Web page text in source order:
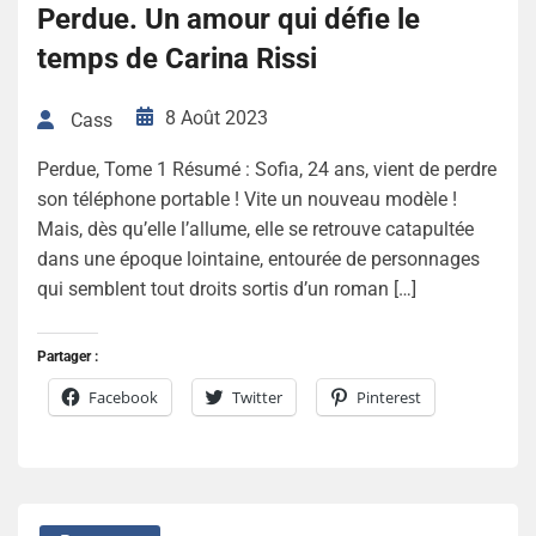
Perdue. Un amour qui défie le
temps de Carina Rissi
Cass 8 Août 2023
Perdue, Tome 1 Résumé : Sofia, 24 ans, vient de perdre
son téléphone portable ! Vite un nouveau modèle !
Mais, dès qu’elle l’allume, elle se retrouve catapultée
dans une époque lointaine, entourée de personnages
qui semblent tout droits sortis d’un roman […]
Partager :
Facebook Twitter Pinterest